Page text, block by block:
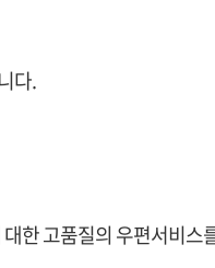
다.
한 고품질의 우편서비스